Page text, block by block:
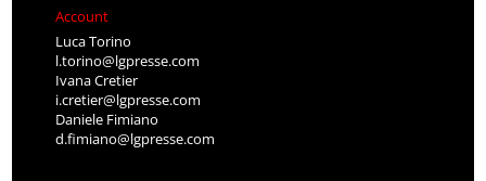
Account
Luca Torino
l.torino@lgpresse.com
Ivana Cretier
i.cretier@lgpresse.com
Daniele Fimiano
d.fimiano@lgpresse.com